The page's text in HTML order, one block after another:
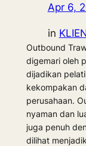
Apr 6,
in
Outbound
digemari oleh
dijadikan
kekompakan
perusahaan.
nyaman dan
juga penuh
dilihat